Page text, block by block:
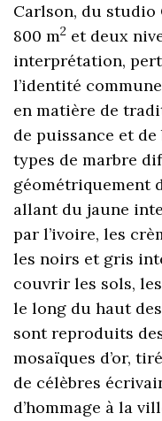
Carlson, du studio
800 m2 et deux
interprétation,
l’identité
en matière de
de puissance et
types de marbre
géométriquement
allant du jaune
par l’ivoire, les
les noirs et gris
couvrir les sols,
le long du haut
sont reproduits
mosaïques d’or,
de célèbres
d’hommage à la